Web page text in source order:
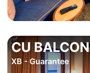
CU BALCON
XB - Guarantee